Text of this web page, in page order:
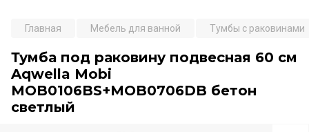
Главная Мебель для ванной Тумбы с раковинами
Тумба под раковину подвесная 60 см
Aqwella Mobi
MOB0106BS+MOB0706DB бетон
светлый